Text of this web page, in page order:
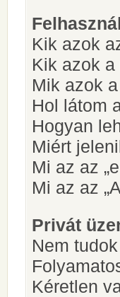
Kik azok
Kik azok
Mik azok
Hol látom
Hogyan
Miért
Mi az az
Mi az az
Privát
Nem
Kéretlen